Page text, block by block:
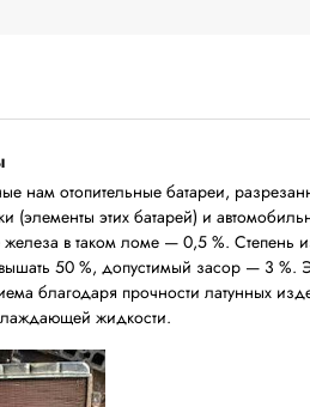
нам отопительные батареи,
(элементы этих батарей) и
в таком ломе — 0,5 %. Степень
50 %, допустимый засор — 3 %.
благодаря прочности латунных
жидкости.